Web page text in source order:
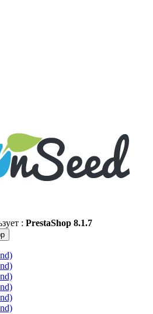
: PrestaShop 8.1.7